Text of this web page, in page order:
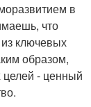
в
что
ключевых
образом,
целей - ценный